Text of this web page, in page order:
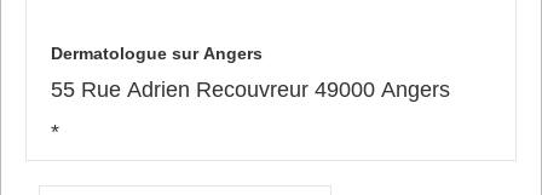
Dermatologue sur Angers
55 Rue Adrien Recouvreur 49000 Angers
*